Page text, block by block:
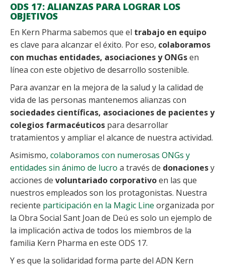
ODS 17: ALIANZAS PARA LOGRAR LOS
OBJETIVOS
En Kern Pharma sabemos que el trabajo en equipo
es clave para alcanzar el éxito. Por eso, colaboramos
con muchas entidades, asociaciones y ONGsen
línea con este objetivo de desarrollo sostenible.
Para avanzar en la mejora de la salud y la calidad de
vida de las personas mantenemos alianzas con
sociedades científicas, asociaciones de pacientes y
colegios farmacéuticos para desarrollar
tratamientos y ampliar el alcance de nuestra actividad.
Asimismo, colaboramos con numerosas ONGs y
entidades sin ánimo de lucro a través de donacionesy
acciones de voluntariado corporativoen las que
nuestros empleados son los protagonistas. Nuestra
reciente participación en la Magic Line organizada por
la Obra Social Sant Joan de Deú es solo un ejemplo de
la implicación activa de todos los miembros de la
familia Kern Pharma en este ODS 17.
Y es que la solidaridad forma parte del ADN Kern